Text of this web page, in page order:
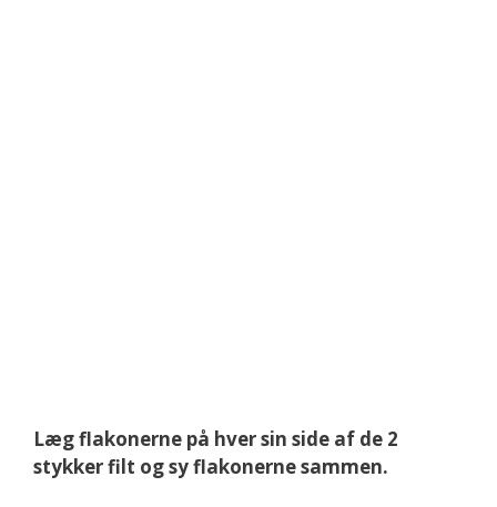
Læg flakonerne på hver sin side af de 2
stykker filt og sy flakonerne sammen.